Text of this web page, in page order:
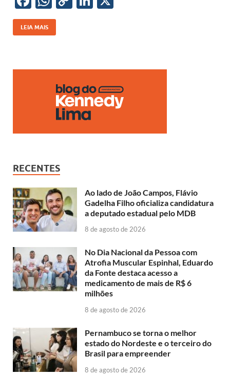
k
p
k
ac
e
o
h
at
A
p
p
Li
n
k
dI
n
LEIA MAIS
RECENTES
Ao lado de João Campos, Flávio
Gadelha Filho oficializa candidatura
a deputado estadual pelo MDB
8 de agosto de 2026
No Dia Nacional da Pessoa com
Atrofia Muscular Espinhal, Eduardo
da Fonte destaca acesso a
medicamento de mais de R$ 6
milhões
8 de agosto de 2026
Pernambuco se torna o melhor
estado do Nordeste e o terceiro do
Brasil para empreender
8 de agosto de 2026